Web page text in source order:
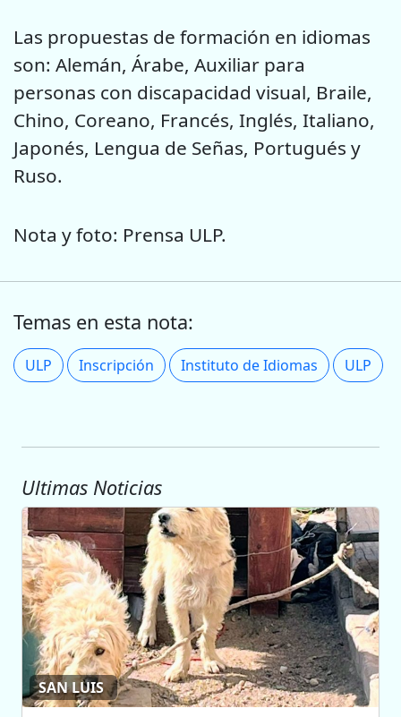
Las propuestas de formación en idiomas
son: Alemán, Árabe, Auxiliar para
personas con discapacidad visual, Braile,
Chino, Coreano, Francés, Inglés, Italiano,
Japonés, Lengua de Señas, Portugués y
Ruso.
Nota y foto: Prensa ULP.
Temas en esta nota:
ULP Inscripción Instituto de Idiomas ULP
Ultimas Noticias
SAN LUIS